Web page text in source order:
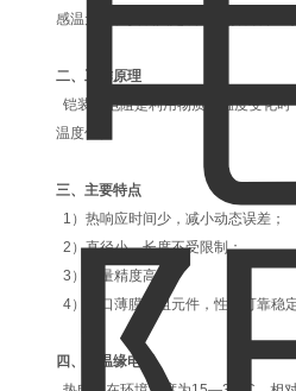
感温元件、安装固定装置和接线装置
二、工作原理
铠装热电阻是利用物质在温度变化
温度值。
三、主要特点
1）热响应时间少，减小动态误差；
2）直径小，长度不受限制；
3）测量精度高；
4）进口薄膜电阻元件，性能可靠稳
四、常温缘电阻